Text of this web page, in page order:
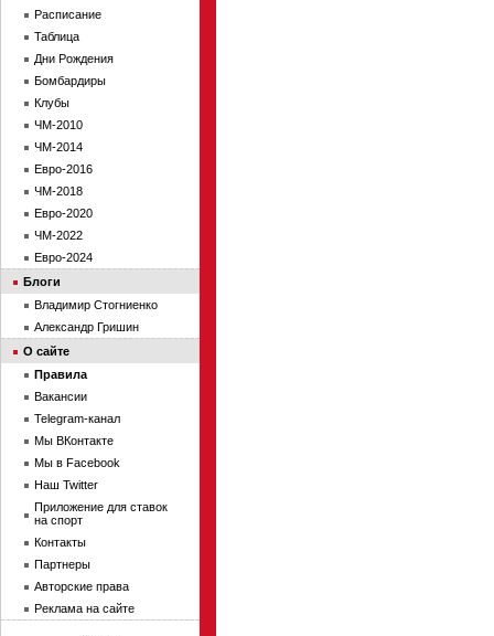
Расписание
Таблица
Дни Рождения
Бомбардиры
Клубы
ЧМ-2010
ЧМ-2014
Евро-2016
ЧМ-2018
Евро-2020
ЧМ-2022
Евро-2024
Блоги
Владимир Стогниенко
Александр Гришин
О сайте
Правила
Вакансии
Telegram-канал
Мы ВКонтакте
Мы в Facebook
Наш Twitter
Приложение для ставок
на спорт
Контакты
Партнеры
Авторские права
Реклама на сайте